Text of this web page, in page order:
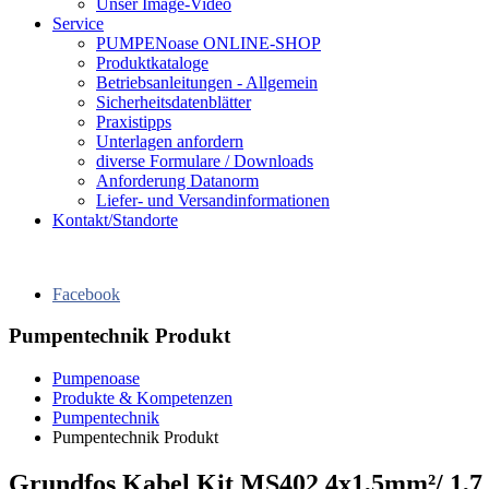
Service
PUMPENoase ONLINE-SHOP
Produktkataloge
Betriebsanleitungen - Allgemein
Sicherheitsdatenblätter
Praxistipps
Unterlagen anfordern
diverse Formulare / Downloads
Anforderung Datanorm
Liefer- und Versandinformationen
Kontakt/Standorte
Facebook
Pumpentechnik Produkt
Pumpenoase
Produkte & Kompetenzen
Pumpentechnik
Pumpentechnik Produkt